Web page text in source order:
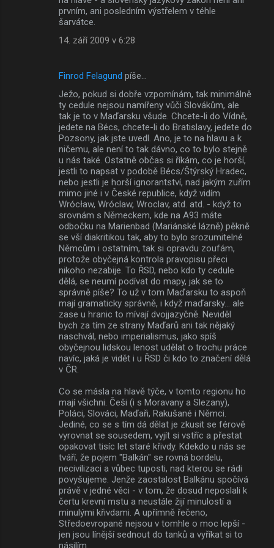
prvním, ani posledním výstřelem v téhle
šarvátce.
14. září 2009 v 6:28
Finrod Felagund píše…
Ježo, pokud si dobře vzpomínám, tak minimálně
ty cedule nejsou namířeny vůči Slovákům, ale
tak je to v Maďarsku všude. Chcete-li do Vídně,
jedete na Bécs, chcete-li do Bratislavy, jedete do
Pozsony, jak jste uvedl. Ano, je to na hlavu a k
ničemu, ale není to tak dávno, co to bylo stejně
u nás také. Ostatně občas si říkám, co je horší,
jestli to napsat v podobě Bécs/Štýrský Hradec,
nebo jestli je horší ignorantství, nad jakým zuřím
mimo jiné i v České republice, když vidím
Wrócław, Wróclaw, Wroclav, atd. atd. - když to
srovnám s Německem, kde na A93 máte
odbočku na Marienbad (Mariánské lázně) pěkně
se vší diakritikou tak, aby to bylo srozumitelné
Němcům i ostatním, tak si opravdu zoufám,
protože obyčejná kontrola pravopisu přeci
nikoho nezabije. To ŘSD, nebo kdo ty cedule
dělá, se neumí podívat do mapy, jak se to
správně píše? To už v tom Maďarsku to aspoň
mají gramaticky správně, i když maďarsky... ale
zase u hranic to mívají dvojjazyčně. Neviděl
bych za tím ze strany Maďarů ani tak nějaký
naschvál, nebo imperialismus, jako spíš
obyčejnou lidskou lenost udělat o trochu práce
navíc, jaká je vidět i u ŘSD či kdo to značení dělá
v ČR.
Co se másla na hlavě týče, v tomto regionu ho
mají všichni. Češi (i s Moravany a Slezany),
Poláci, Slováci, Maďaři, Rakušané i Němci.
Jediné, co se s tím dá dělat je zkusit se férově
vyrovnat se sousedem, vyjít si vstříc a přestat
opakovat tisíc let staré křivdy. Kdekdo u nás se
tváří, že pojem "Balkán" se rovná bordelu,
necivilizaci a vůbec tuposti, nad kterou se rádi
povyšujeme. Jenže zaostalost Balkánu spočívá
právě v jedné věci - v tom, že dosud neposlali k
čertu krevní mstu a neustále žijí minulostí a
minulými křivdami. A upřímně řečeno,
Středoevropané nejsou v tomhle o moc lepší -
jen jsou línější sednout do tanků a vyříkat si to
násilím.